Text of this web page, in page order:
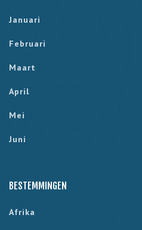
Januari
Februari
Maart
April
Mei
Juni
BESTEMMINGEN
Afrika